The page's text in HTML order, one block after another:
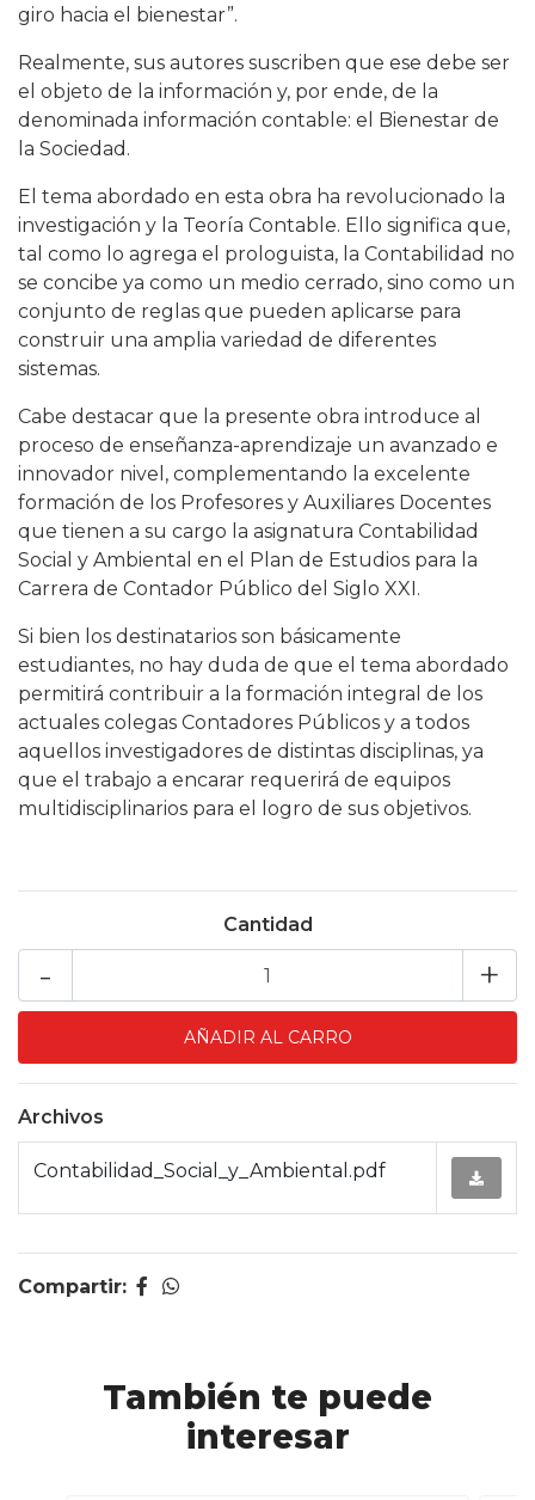
giro hacia el bienestar”.
Realmente, sus autores suscriben que ese debe ser
el objeto de la información y, por ende, de la
denominada información contable: el Bienestar de
la Sociedad.
El tema abordado en esta obra ha revolucionado la
investigación y la Teoría Contable. Ello significa que,
tal como lo agrega el prologuista, la Contabilidad no
se concibe ya como un medio cerrado, sino como un
conjunto de reglas que pueden aplicarse para
construir una amplia variedad de diferentes
sistemas.
Cabe destacar que la presente obra introduce al
proceso de enseñanza-aprendizaje un avanzado e
innovador nivel, complementando la excelente
formación de los Profesores y Auxiliares Docentes
que tienen a su cargo la asignatura Contabilidad
Social y Ambiental en el Plan de Estudios para la
Carrera de Contador Público del Siglo XXI.
Si bien los destinatarios son básicamente
estudiantes, no hay duda de que el tema abordado
permitirá contribuir a la formación integral de los
actuales colegas Contadores Públicos y a todos
aquellos investigadores de distintas disciplinas, ya
que el trabajo a encarar requerirá de equipos
multidisciplinarios para el logro de sus objetivos.
Cantidad
+
-
Archivos
Contabilidad_Social_y_Ambiental.pdf
Compartir:
También te puede
interesar